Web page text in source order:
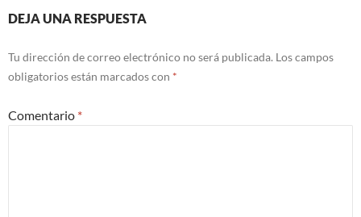
DEJA UNA RESPUESTA
Tu dirección de correo electrónico no será publicada. Los campos
obligatorios están marcados con *
Comentario *